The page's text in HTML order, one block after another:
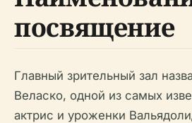
посвящение
Главный зрительный зал
Веласко, одной из самых
актрис и уроженки